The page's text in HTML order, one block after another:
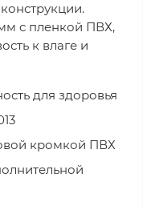
с пленкой ПВХ,
к влаге и
для здоровья
кромкой ПВХ